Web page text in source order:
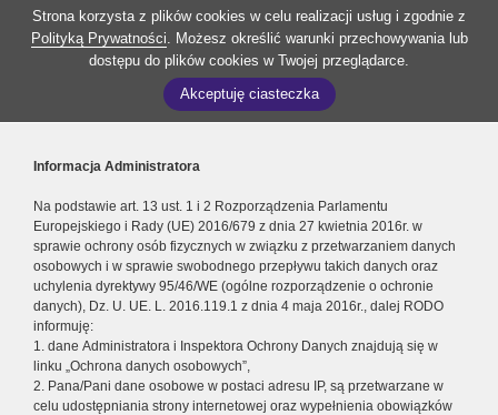
Strona korzysta z plików cookies w celu realizacji usług i zgodnie z
Polityką Prywatności. Możesz określić warunki przechowywania lub
dostępu do plików cookies w Twojej przeglądarce.
Akceptuję ciasteczka
Informacja Administratora
Na podstawie art. 13 ust. 1 i 2 Rozporządzenia Parlamentu
Europejskiego i Rady (UE) 2016/679 z dnia 27 kwietnia 2016r. w
sprawie ochrony osób fizycznych w związku z przetwarzaniem danych
osobowych i w sprawie swobodnego przepływu takich danych oraz
uchylenia dyrektywy 95/46/WE (ogólne rozporządzenie o ochronie
danych), Dz. U. UE. L. 2016.119.1 z dnia 4 maja 2016r., dalej RODO
informuję:
1. dane Administratora i Inspektora Ochrony Danych znajdują się w
linku „Ochrona danych osobowych”,
2. Pana/Pani dane osobowe w postaci adresu IP, są przetwarzane w
celu udostępniania strony internetowej oraz wypełnienia obowiązków